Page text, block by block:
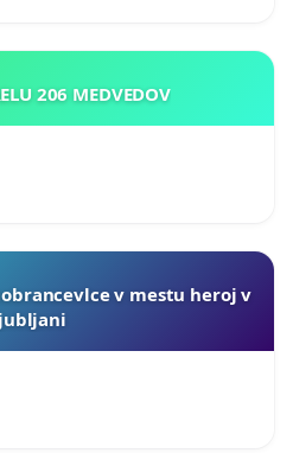
206 MEDVEDOV
v mestu heroj v